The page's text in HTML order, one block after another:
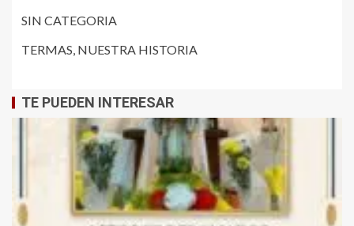
SIN CATEGORIA
TERMAS, NUESTRA HISTORIA
TE PUEDEN INTERESAR